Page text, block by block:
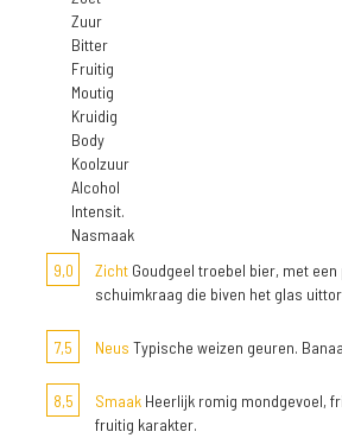
Zuur
Bitter
Fruitig
Moutig
Kruidig
Body
Koolzuur
Alcohol
Intensit.
Nasmaak
9,0
Zicht Goudgeel troebel bier, met
schuimkraag die biven het glas
7,5 Neus Typische weizen geuren.
8,5 Smaak Heerlijk romig mondgevoel,
fruitig karakter.